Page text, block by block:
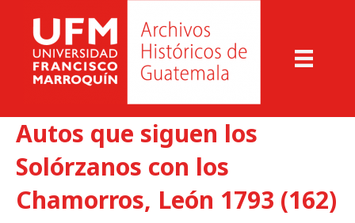
Autos que siguen los
Solórzanos con los
Chamorros, León 1793 (162)